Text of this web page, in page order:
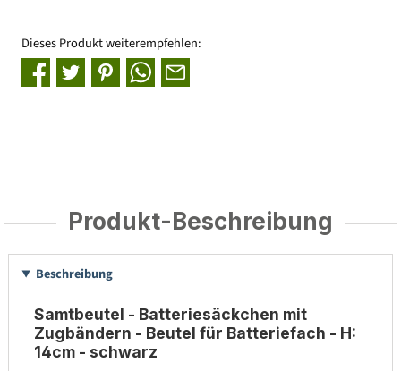
Dieses Produkt weiterempfehlen:
Produkt-Beschreibung
Beschreibung
Samtbeutel - Batteriesäckchen mit
Zugbändern - Beutel für Batteriefach - H:
14cm - schwarz